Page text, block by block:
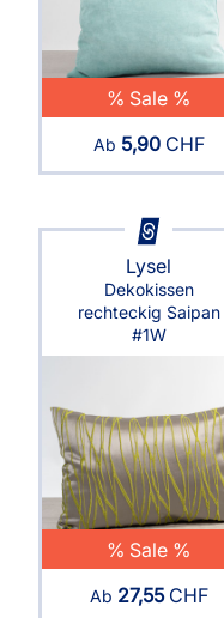
% Sale %
Ab 5,90CHF
Lysel
Dekokissen
rechteckig Saipan
#1W
% Sale %
Ab 27,55CHF